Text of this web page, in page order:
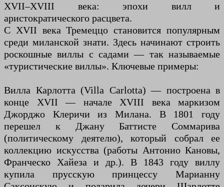
XVII–XVIII века: эпохи вилл и
аристократического расцвета.
С XVII века Тремеццо становится популярным
среди миланской знати. Здесь начинают строить
роскошные виллы с садами — так называемые
«туристические виллы». Ключевые примеры:
Вилла Карлотта (Villa Carlotta) — построена в
конце XVII — начале XVIII века маркизом
Джорджо Клеричи из Милана. В 1801 году
перешел к Джану Баттисте Соммарива
(политическому деятелю), который собрал ее
коллекцию искусства (работы Антонио Кановы,
Франческо Хайеза и др.). В 1843 году виллу
купила прусскую принцессу Марианну